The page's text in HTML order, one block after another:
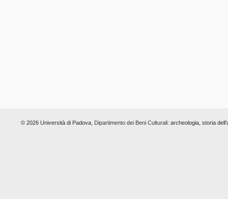
© 2026 Università di Padova, Dipartimento dei Beni Culturali: archeologia, storia